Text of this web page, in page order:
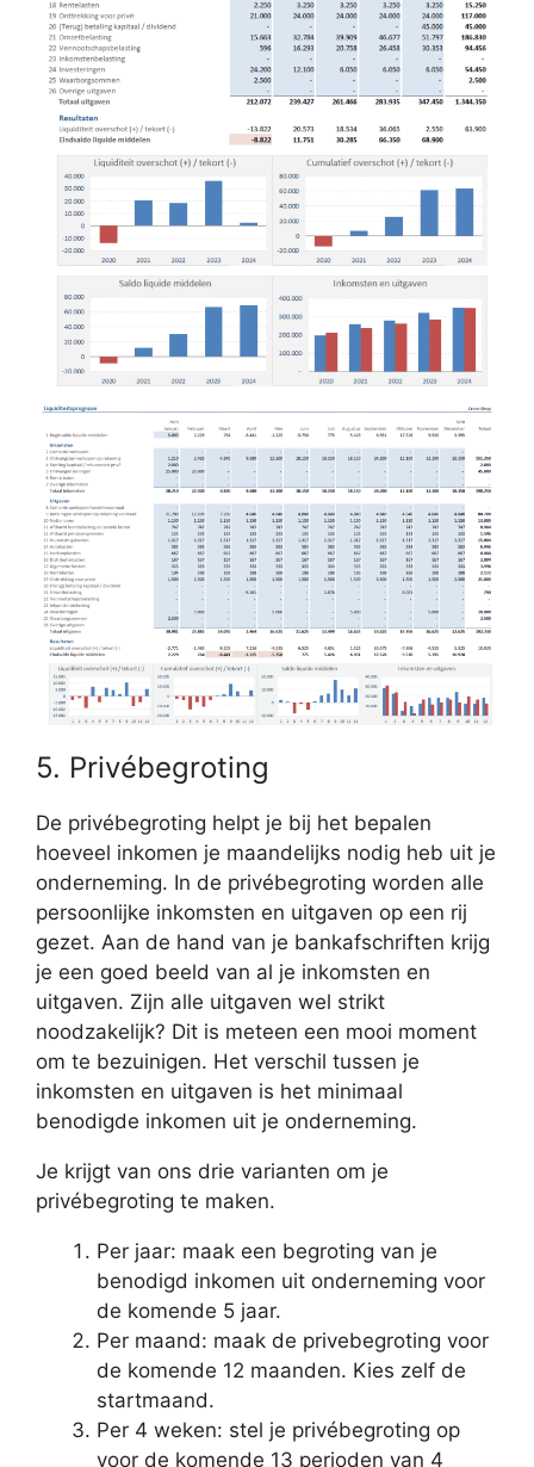
5. Privébegroting
De privébegroting helpt je bij het bepalen
hoeveel inkomen je maandelijks nodig heb uit je
onderneming. In de privébegroting worden alle
persoonlijke inkomsten en uitgaven op een rij
gezet. Aan de hand van je bankafschriften krijg
je een goed beeld van al je inkomsten en
uitgaven. Zijn alle uitgaven wel strikt
noodzakelijk? Dit is meteen een mooi moment
om te bezuinigen. Het verschil tussen je
inkomsten en uitgaven is het minimaal
benodigde inkomen uit je onderneming.
Je krijgt van ons drie varianten om je
privébegroting te maken.
Per jaar: maak een begroting van je
benodigd inkomen uit onderneming voor
de komende 5 jaar.
Per maand: maak de privebegroting voor
de komende 12 maanden. Kies zelf de
startmaand.
Per 4 weken: stel je privébegroting op
voor de komende 13 perioden van 4